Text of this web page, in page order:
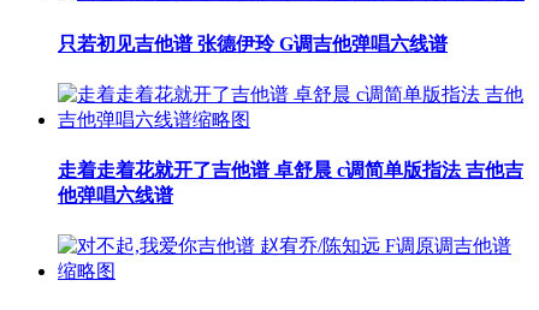
只若初见吉他谱 张德伊玲 G调吉他弹唱六线谱
走着走着花就开了吉他谱 卓舒晨 c调简单版指法 吉他吉
他弹唱六线谱